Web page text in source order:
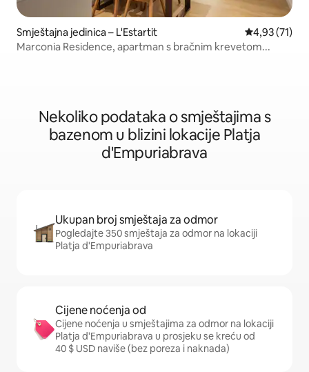
Smještajna jedinica – L'Estartit Prosječna
4,93 (71)
Marconia Residence, apartman s bračnim krevetom...
Nekoliko podataka o smještajima s
bazenom u blizini lokacije Platja
d'Empuriabrava
Ukupan broj smještaja za odmor
Pogledajte 350 smještaja za odmor na lokaciji
Platja d'Empuriabrava
Cijene noćenja od
Cijene noćenja u smještajima za odmor na lokaciji
Platja d'Empuriabrava u prosjeku se kreću od
40 $ USD naviše (bez poreza i naknada)